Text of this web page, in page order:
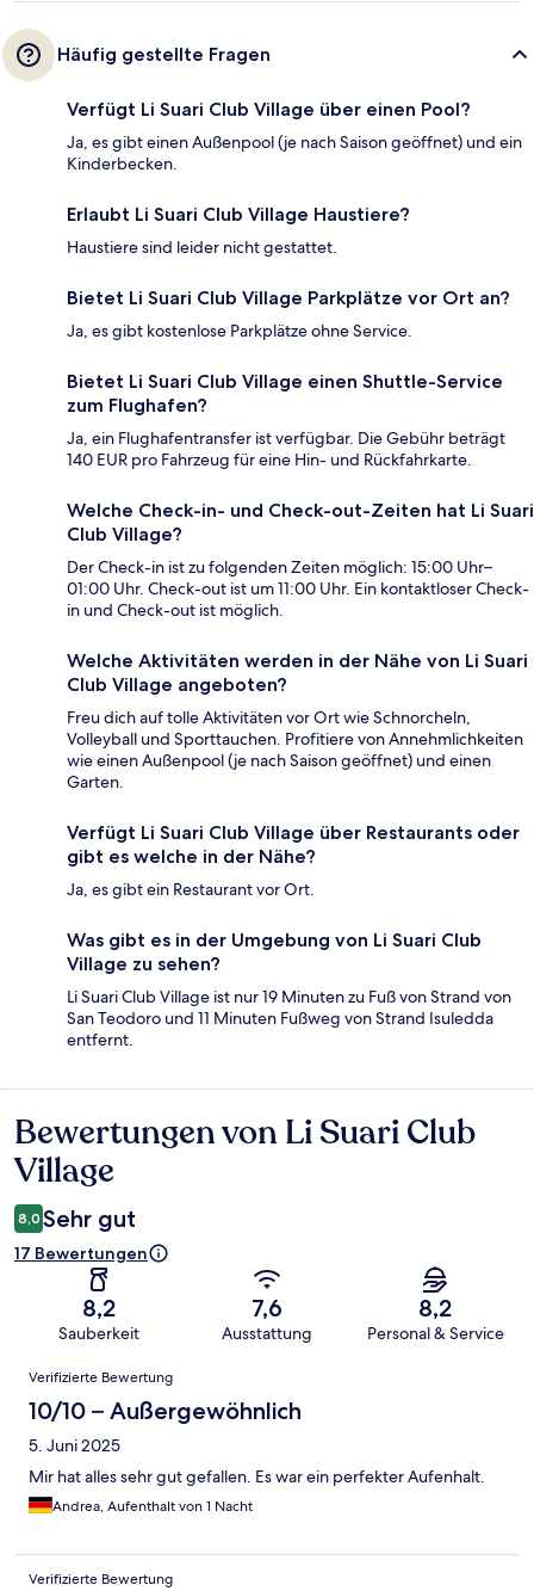
Häufig gestellte Fragen
Verfügt Li Suari Club Village über einen Pool?
Ja, es gibt einen Außenpool (je nach Saison geöffnet) und ein
Kinderbecken.
Erlaubt Li Suari Club Village Haustiere?
Haustiere sind leider nicht gestattet.
Bietet Li Suari Club Village Parkplätze vor Ort an?
Ja, es gibt kostenlose Parkplätze ohne Service.
Bietet Li Suari Club Village einen Shuttle-Service
zum Flughafen?
Ja, ein Flughafentransfer ist verfügbar. Die Gebühr beträgt
140 EUR pro Fahrzeug für eine Hin- und Rückfahrkarte.
Welche Check-in- und Check-out-Zeiten hat Li Suari
Club Village?
Der Check-in ist zu folgenden Zeiten möglich: 15:00 Uhr–
01:00 Uhr. Check-out ist um 11:00 Uhr. Ein kontaktloser Check-
in und Check-out ist möglich.
Welche Aktivitäten werden in der Nähe von Li Suari
Club Village angeboten?
Freu dich auf tolle Aktivitäten vor Ort wie Schnorcheln,
Volleyball und Sporttauchen. Profitiere von Annehmlichkeiten
wie einen Außenpool (je nach Saison geöffnet) und einen
Garten.
Verfügt Li Suari Club Village über Restaurants oder
gibt es welche in der Nähe?
Ja, es gibt ein Restaurant vor Ort.
Was gibt es in der Umgebung von Li Suari Club
Village zu sehen?
Li Suari Club Village ist nur 19 Minuten zu Fuß von Strand von
San Teodoro und 11 Minuten Fußweg von Strand Isuledda
entfernt.
Bewertungen
Bewertungen von Li Suari Club
Village
8,0 Sehr gut
17 Bewertungen
8,2
Sauberkeit
7,6
Ausstattung
8,2
Personal & Service
Bewertungen
Verifizierte Bewertung
10/10 – Außergewöhnlich
5. Juni 2025
Mir hat alles sehr gut gefallen. Es war ein perfekter Aufenhalt.
Andrea, Aufenthalt von 1 Nacht
Verifizierte Bewertung